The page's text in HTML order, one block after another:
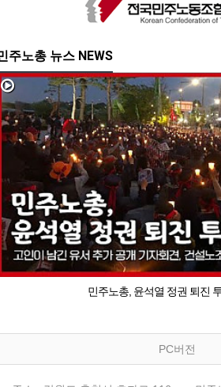
주노총 뉴스 NEWS
민주노총, 윤석열 정권 퇴진
PC버전